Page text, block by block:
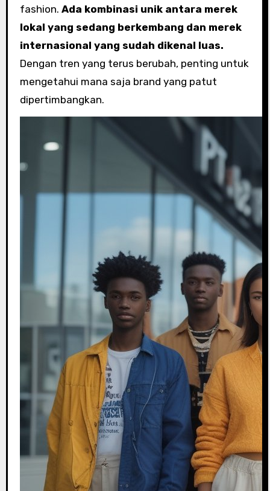
fashion. Ada kombinasi unik antara merek
lokal yang sedang berkembang dan merek
internasional yang sudah dikenal luas.
Dengan tren yang terus berubah, penting untuk
mengetahui mana saja brand yang patut
dipertimbangkan.